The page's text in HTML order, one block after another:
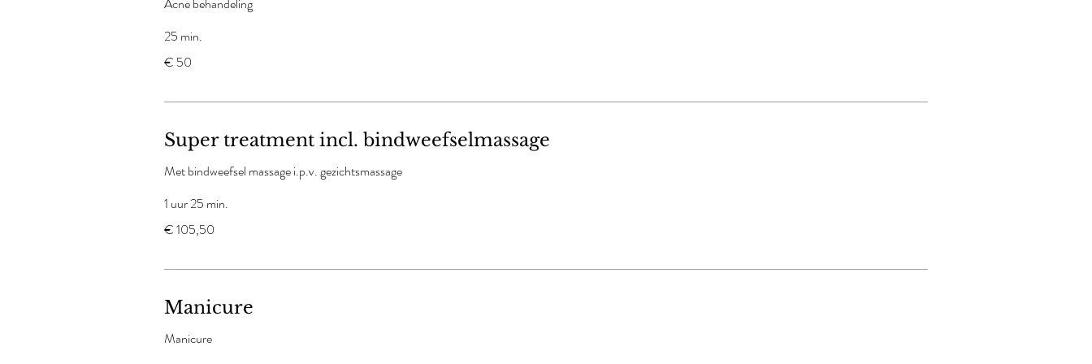
25 min.
euro
€ 50
Super treatment incl. bindweefselmassage
Met bindweefsel massage i.p.v. gezichtsmassage
1 uur 25 min.
euro
€ 105,50
Manicure
Manicure